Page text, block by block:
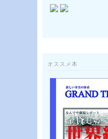
オススメ本